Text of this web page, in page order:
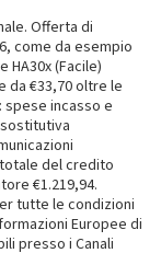
Offerta di
come da esempio
(Facile)
da €33,70 oltre le
spese incasso e
totale del credito
€1.219,94.
tutte le condizioni
Europee di
presso i Canali